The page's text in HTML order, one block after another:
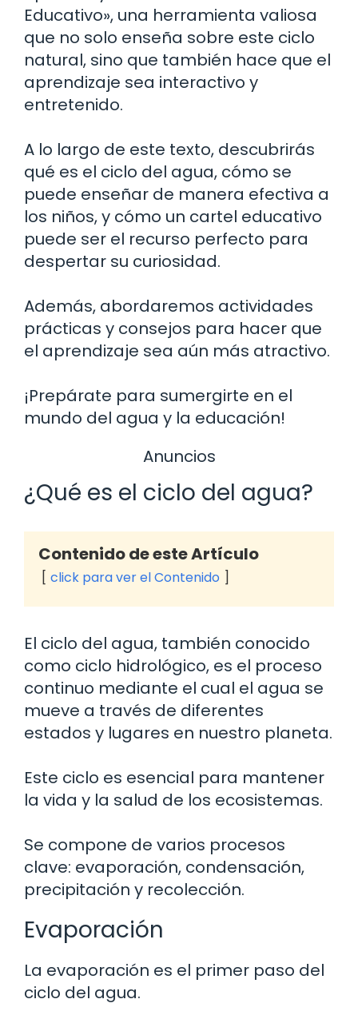
Educativo», una herramienta valiosa
que no solo enseña sobre este ciclo
natural, sino que también hace que el
aprendizaje sea interactivo y
entretenido.
A lo largo de este texto, descubrirás
qué es el ciclo del agua, cómo se
puede enseñar de manera efectiva a
los niños, y cómo un cartel educativo
puede ser el recurso perfecto para
despertar su curiosidad.
Además, abordaremos actividades
prácticas y consejos para hacer que
el aprendizaje sea aún más atractivo.
¡Prepárate para sumergirte en el
mundo del agua y la educación!
Anuncios
¿Qué es el ciclo del agua?
Contenido de este Artículo
click para ver el Contenido
El ciclo del agua, también conocido
como ciclo hidrológico, es el proceso
continuo mediante el cual el agua se
mueve a través de diferentes
estados y lugares en nuestro planeta.
Este ciclo es esencial para mantener
la vida y la salud de los ecosistemas.
Se compone de varios procesos
clave: evaporación, condensación,
precipitación y recolección.
Evaporación
La evaporación es el primer paso del
ciclo del agua.